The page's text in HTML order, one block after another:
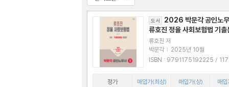
도서
2026 박문각 공인노
류호진 정율 사회보험법 기출
류호진 저
박문각 | 2025년 10월
ISBN : 9791175192225 / 11751922
정가
매입가(최상) 매입가(상) 매